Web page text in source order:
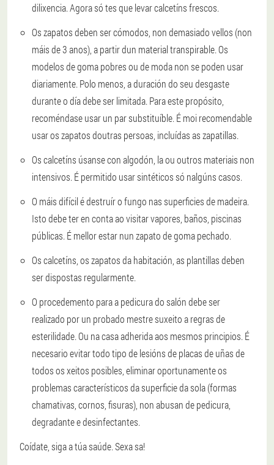
dilixencia. Agora só tes que levar calcetíns frescos.
Os zapatos deben ser cómodos, non demasiado vellos (non
máis de 3 anos), a partir dun material transpirable. Os
modelos de goma pobres ou de moda non se poden usar
diariamente. Polo menos, a duración do seu desgaste
durante o día debe ser limitada. Para este propósito,
recoméndase usar un par substituíble. É moi recomendable
usar os zapatos doutras persoas, incluídas as zapatillas.
Os calcetíns úsanse con algodón, la ou outros materiais non
intensivos. É permitido usar sintéticos só nalgúns casos.
O máis difícil é destruír o fungo nas superficies de madeira.
Isto debe ter en conta ao visitar vapores, baños, piscinas
públicas. É mellor estar nun zapato de goma pechado.
Os calcetíns, os zapatos da habitación, as plantillas deben
ser dispostas regularmente.
O procedemento para a pedicura do salón debe ser
realizado por un probado mestre suxeito a regras de
esterilidade. Ou na casa adherida aos mesmos principios. É
necesario evitar todo tipo de lesións de placas de uñas de
todos os xeitos posibles, eliminar oportunamente os
problemas característicos da superficie da sola (formas
chamativas, cornos, fisuras), non abusan de pedicura,
degradante e desinfectantes.
Coídate, siga a túa saúde. Sexa sa!